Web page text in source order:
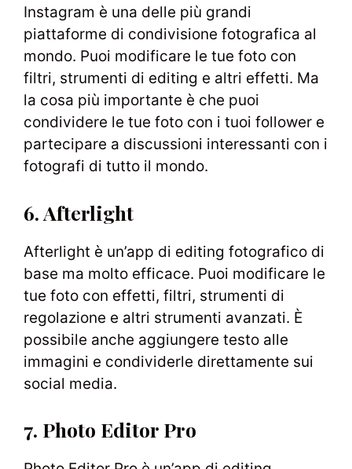
Instagram è una delle più grandi
piattaforme di condivisione fotografica al
mondo. Puoi modificare le tue foto con
filtri, strumenti di editing e altri effetti. Ma
la cosa più importante è che puoi
condividere le tue foto con i tuoi follower e
partecipare a discussioni interessanti con i
fotografi di tutto il mondo.
6. Afterlight
Afterlight è un’app di editing fotografico di
base ma molto efficace. Puoi modificare le
tue foto con effetti, filtri, strumenti di
regolazione e altri strumenti avanzati. È
possibile anche aggiungere testo alle
immagini e condividerle direttamente sui
social media.
7. Photo Editor Pro